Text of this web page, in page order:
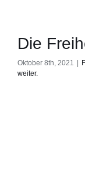
Die
Oktober 8th, 2021
weiter.